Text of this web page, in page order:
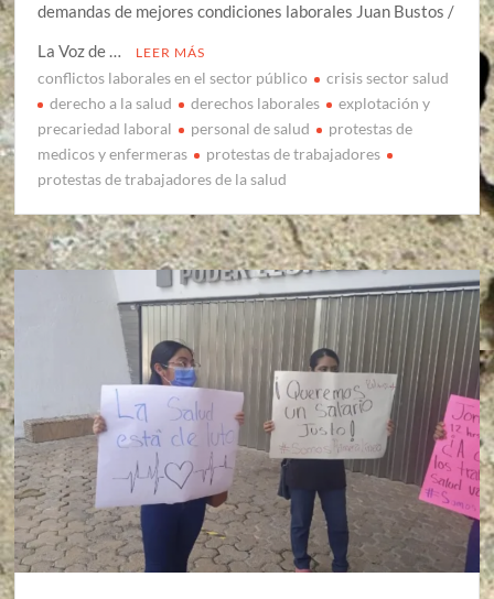
demandas de mejores condiciones laborales Juan Bustos /
La Voz de …
LEER MÁS
conflictos laborales en el sector público
crisis sector salud
derecho a la salud
derechos laborales
explotación y
precariedad laboral
personal de salud
protestas de
medicos y enfermeras
protestas de trabajadores
protestas de trabajadores de la salud